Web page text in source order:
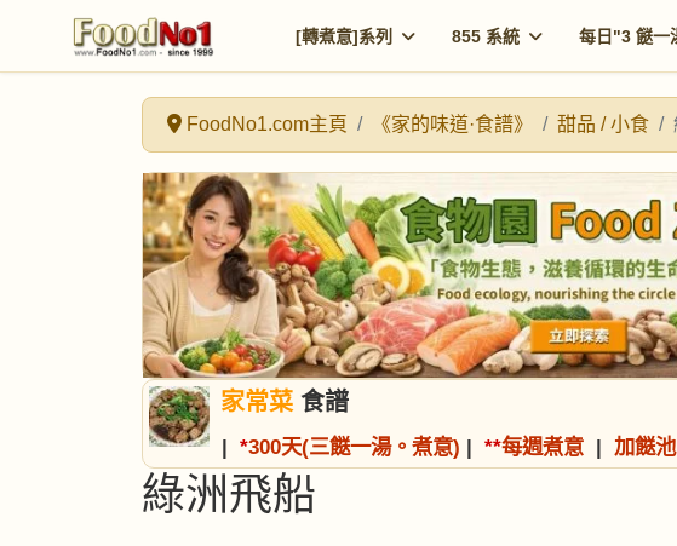
[轉煮意]系列 855 系統 每日"3 餸一
FoodNo1.com主頁 《家的味道·食譜》 甜品 / 小食
家常菜 食譜
| *300天(三餸一湯。煮意) | **每週煮意 | 加餸池
綠洲飛船